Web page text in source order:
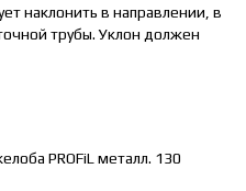
наклонить в направлении, в
трубы. Уклон должен
PROFiL металл. 130